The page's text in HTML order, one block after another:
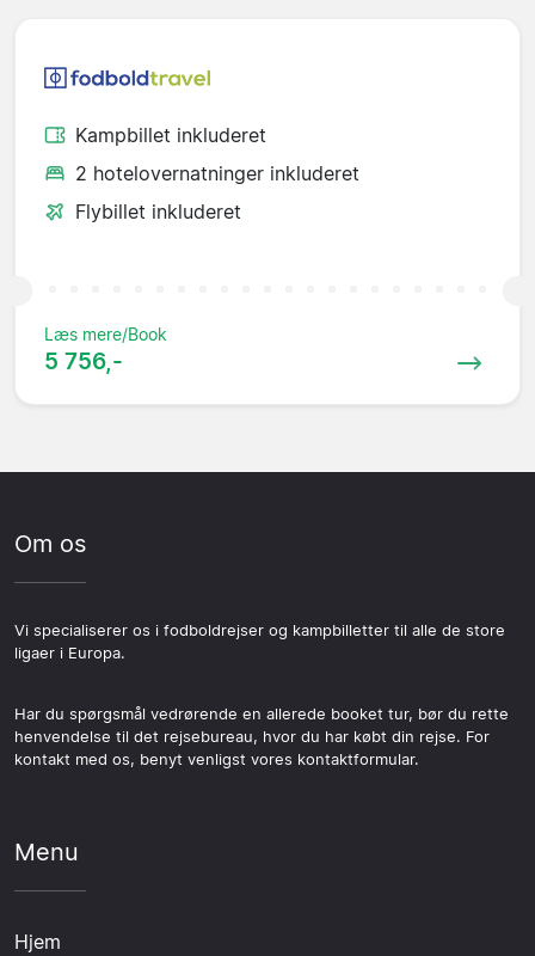
Kampbillet inkluderet
2 hotelovernatninger inkluderet
Flybillet inkluderet
Læs mere/Book
5 756,-
Om os
Vi specialiserer os i fodboldrejser og kampbilletter til alle de store
ligaer i Europa.
Har du spørgsmål vedrørende en allerede booket tur, bør du rette
henvendelse til det rejsebureau, hvor du har købt din rejse. For
kontakt med os, benyt venligst vores kontaktformular.
Menu
Hjem